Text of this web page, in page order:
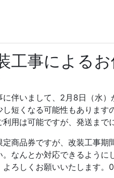
工事による
に伴いまして、2月8日（水
短くなる可能性もあります
利用は可能ですが、発送まで
商品券ですが、改装工事
。なんとか対応できるよう
よろしくお願いいたします。